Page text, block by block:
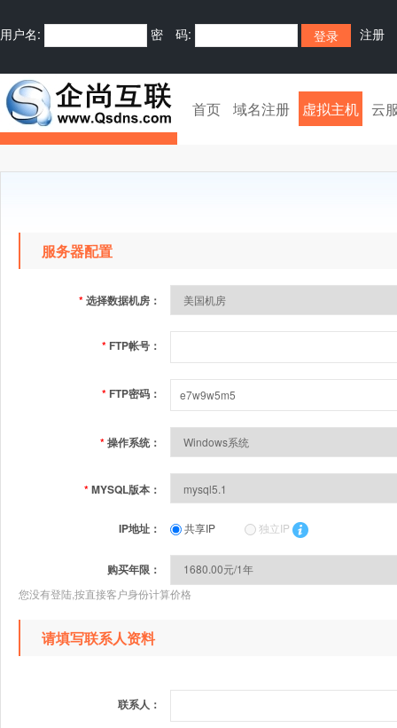
用户名: 密 码: 注册
首页 域名注册 虚拟主机 云
服务器配置
*选择数据机房：
* FTP帐号：
* FTP密码：
*操作系统：
*MYSQL版本：
IP地址： 共享IP 独立IP
购买年限：
您没有登陆,按直接客户身份计算价格
请填写联系人资料
联系人：